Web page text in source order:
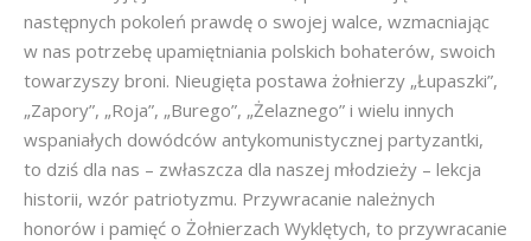
następnych pokoleń prawdę o swojej walce, wzmacniając
w nas potrzebę upamiętniania polskich bohaterów, swoich
towarzyszy broni. Nieugięta postawa żołnierzy „Łupaszki”,
„Zapory”, „Roja”, „Burego”, „Żelaznego” i wielu innych
wspaniałych dowódców antykomunistycznej partyzantki,
to dziś dla nas – zwłaszcza dla naszej młodzieży – lekcja
historii, wzór patriotyzmu. Przywracanie należnych
honorów i pamięć o Żołnierzach Wyklętych, to przywracanie